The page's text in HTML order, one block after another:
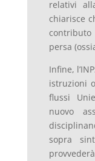
relativi
chiarisce
contributo
persa
Infine,
istruzioni
flussi
nuovo
sopra